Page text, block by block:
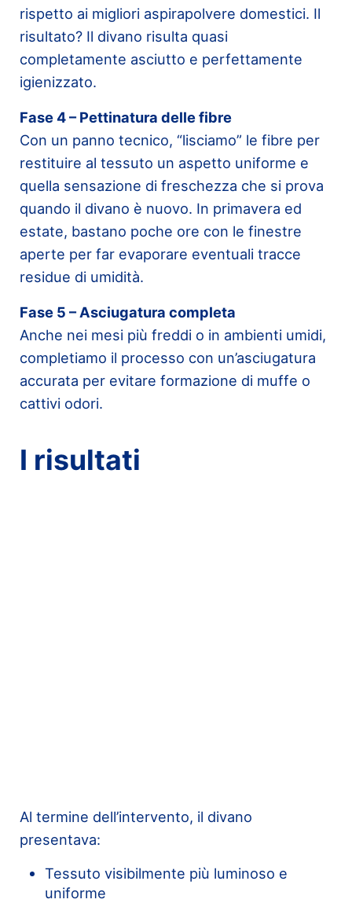
rispetto ai migliori aspirapolvere domestici. Il
risultato? Il divano risulta quasi
completamente asciutto e perfettamente
igienizzato.
Fase 4 – Pettinatura delle fibre
Con un panno tecnico, “lisciamo” le fibre per
restituire al tessuto un aspetto uniforme e
quella sensazione di freschezza che si prova
quando il divano è nuovo. In primavera ed
estate, bastano poche ore con le finestre
aperte per far evaporare eventuali tracce
residue di umidità.
Fase 5 – Asciugatura completa
Anche nei mesi più freddi o in ambienti umidi,
completiamo il processo con un’asciugatura
accurata per evitare formazione di muffe o
cattivi odori.
I risultati
Al termine dell’intervento, il divano
presentava:
Tessuto visibilmente più luminoso e
uniforme